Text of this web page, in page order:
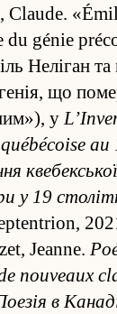
Claude.
du génie
Неліган
що
у
au
квебекської
у 19
Jeanne.
nouveaux
в